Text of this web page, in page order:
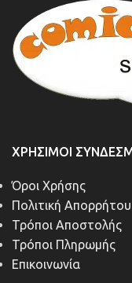
ΧΡΉΣΙΜΟΙ
Όροι Χρήσης
Πολιτική Απορρήτου
Τρόποι Αποστολής
Τρόποι Πληρωμής
Επικοινωνία